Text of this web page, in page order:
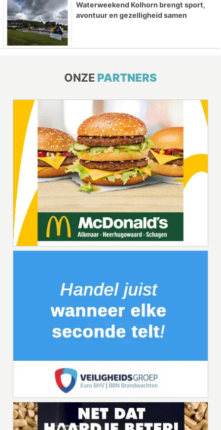
Waterweekend Kolhorn brengt sport,
avontuur en gezelligheid samen
ONZE PARTNERS